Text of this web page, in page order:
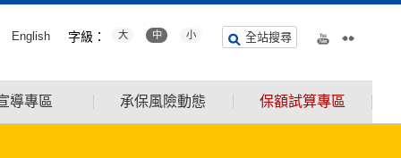
English 字級： 大 中 小 全站搜尋
導專區 承保風險動態 保額試算專區